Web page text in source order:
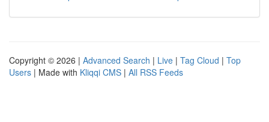
Copyright © 2026 | Advanced Search | Live | Tag Cloud | Top
Users | Made with Kliqqi CMS | All RSS Feeds